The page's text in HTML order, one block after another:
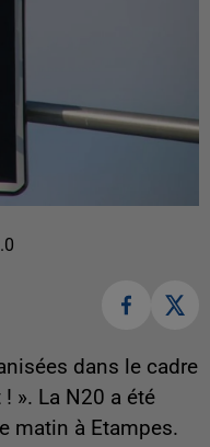
dans le cadre
». La N20 a été
matin à Etampes.